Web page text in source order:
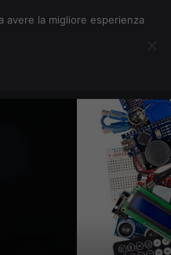
la migliore esperienza